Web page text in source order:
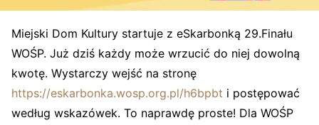
Miejski Dom Kultury startuje z eSkarbonką 29.Finału
WOŚP. Już dziś każdy może wrzucić do niej dowolną
kwotę. Wystarczy wejść na stronę
https://eskarbonka.wosp.org.pl/h6bpbt i postępować
według wskazówek. To naprawdę proste! Dla WOŚP